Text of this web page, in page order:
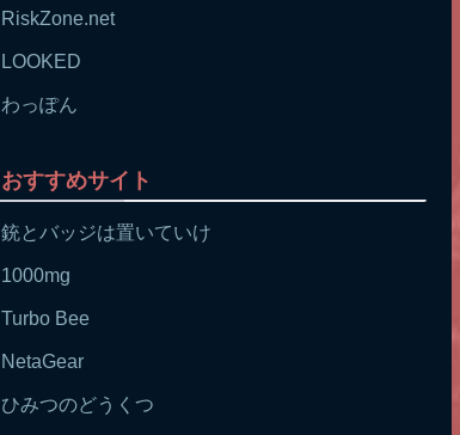
RiskZone.net
LOOKED
わっぽん
おすすめサイト
銃とバッジは置いていけ
1000mg
Turbo Bee
NetaGear
ひみつのどうくつ